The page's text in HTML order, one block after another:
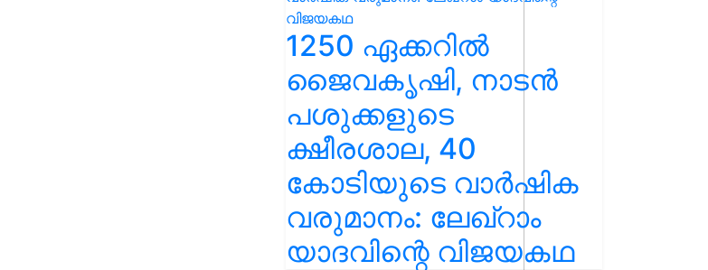
1250 ഏക്കറിൽ
ജൈവകൃഷി, നാടൻ
പശുക്കളുടെ
ക്ഷീരശാല, 40
കോടിയുടെ വാർഷിക
വരുമാനം: ലേഖ്‌റാം
യാദവിന്റെ വിജയകഥ